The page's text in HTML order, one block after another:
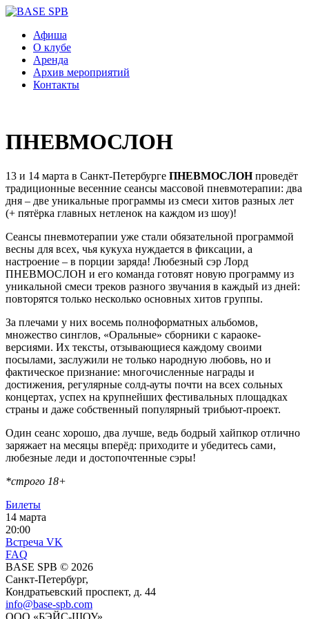
Афиша
О клубе
Аренда
Архив мероприятий
Контакты
ПНЕВМОСЛОН
13 и 14 марта в Санкт-Петербурге ПНЕВМОСЛОНпроведёт
традиционные весенние сеансы массовой пневмотерапии: два
дня – две уникальные программы из смеси хитов разных лет
(+ пятёрка главных нетленок на каждом из шоу)!
Сеансы пневмотерапии уже стали обязательной программой
весны для всех, чья кукуха нуждается в фиксации, а
настроение – в порции заряда! Любезный сэр Лорд
ПНЕВМОСЛОН и его команда готовят новую программу из
уникальной смеси треков разного звучания в каждый из дней:
повторятся только несколько основных хитов группы.
За плечами у них восемь полноформатных альбомов,
множество синглов, «Оральные» сборники с караоке-
версиями. Их тексты, отзывающиеся каждому своими
посылами, заслужили не только народную любовь, но и
фактическое признание: многочисленные награды и
достижения, регулярные солд-ауты почти на всех сольных
концертах, успех на крупнейших фестивальных площадках
страны и даже собственный популярный трибьют-проект.
Один сеанс хорошо, два лучше, ведь бодрый хайпкор отлично
заряжает на месяцы вперёд: приходите и убедитесь сами,
любезные леди и достопочтенные сэры!
*строго 18+
Билеты
14 марта
20:00
Встреча VK
FAQ
BASE SPB © 2026
Санкт-Петербург,
Кондратьевский проспект, д. 44
info@base-spb.com
ООО «БЭЙС-ШОУ»